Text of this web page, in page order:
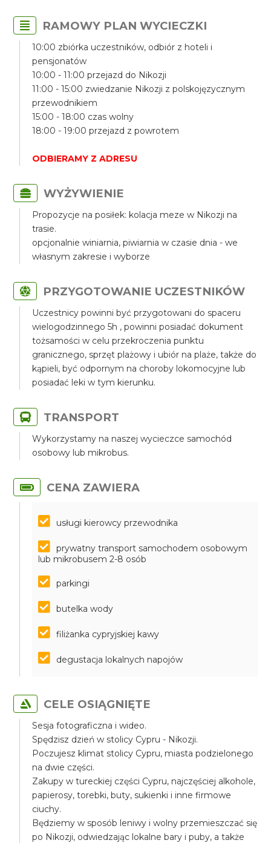
RAMOWY PLAN WYCIECZKI
10:00 zbiórka uczestników, odbiór z hoteli i
pensjonatów
10:00 - 11:00 przejazd do Nikozji
11:00 - 15:00 zwiedzanie Nikozji z polskojęzycznym
przewodnikiem
15:00 - 18:00 czas wolny
18:00 - 19:00 przejazd z powrotem
ODBIERAMY Z ADRESU
WYŻYWIENIE
Propozycje na posiłek: kolacja meze w Nikozji na
trasie.
opcjonalnie winiarnia, piwiarnia w czasie dnia - we
własnym zakresie i wyborze
PRZYGOTOWANIE UCZESTNIKÓW
Uczestnicy powinni być przygotowani do spaceru
wielogodzinnego 5h , powinni posiadać dokument
tożsamości w celu przekroczenia punktu
granicznego, sprzęt plażowy i ubiór na plaże, także do
kąpieli, być odpornym na choroby lokomocyjne lub
posiadać leki w tym kierunku.
TRANSPORT
Wykorzystamy na naszej wycieczce samochód
osobowy lub mikrobus.
CENA ZAWIERA
usługi kierowcy przewodnika
prywatny transport samochodem osobowym
lub mikrobusem 2-8 osób
parkingi
butelka wody
filiżanka cypryjskiej kawy
degustacja lokalnych napojów
CELE OSIĄGNIĘTE
Sesja fotograficzna i wideo.
Spędzisz dzień w stolicy Cypru - Nikozji.
Poczujesz klimat stolicy Cypru, miasta podzielonego
na dwie części.
Zakupy w tureckiej części Cypru, najczęściej alkohole,
papierosy, torebki, buty, sukienki i inne firmowe
ciuchy.
Będziemy w sposób leniwy i wolny przemieszczać się
po Nikozji, odwiedzając lokalne bary i puby, a także